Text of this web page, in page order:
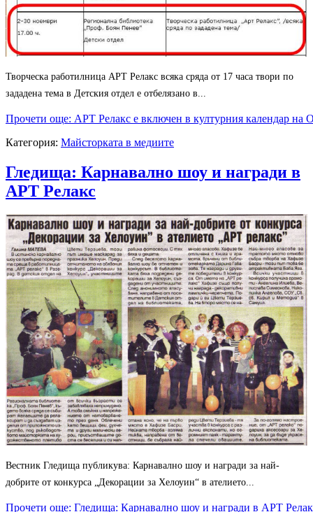
Творческа работилница АРТ Релакс всяка сряда от 17 часа твори по
зададена тема в Детския отдел е отбелязано в...
Прочети още: АРТ Релакс е включен в културния календар на
Категория: Майсторката в медиите
Гледища: Карнавално шоу и награди в
АРТ Релакс
Вестник Гледища публикува: Карнавално шоу и награди за най-
добрите от конкурса „Декорации за Хелоуин“ в ателието...
Прочети още: Гледища: Карнавално шоу и награди в АРТ